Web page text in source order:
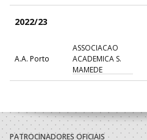
2022/23
A.A. Porto
ASSOCIACAO
ACADEMICA S.
MAMEDE
A.A. Porto
ASSOCIACAO
ACADEMICA S.
PATROCINADORES OFICIAIS